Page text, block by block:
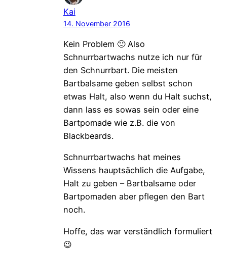
Kai
14. November 2016
Kein Problem 🙂 Also
Schnurrbartwachs nutze ich nur für
den Schnurrbart. Die meisten
Bartbalsame geben selbst schon
etwas Halt, also wenn du Halt suchst,
dann lass es sowas sein oder eine
Bartpomade wie z.B. die von
Blackbeards.
Schnurrbartwachs hat meines
Wissens hauptsächlich die Aufgabe,
Halt zu geben – Bartbalsame oder
Bartpomaden aber pflegen den Bart
noch.
Hoffe, das war verständlich formuliert
😉